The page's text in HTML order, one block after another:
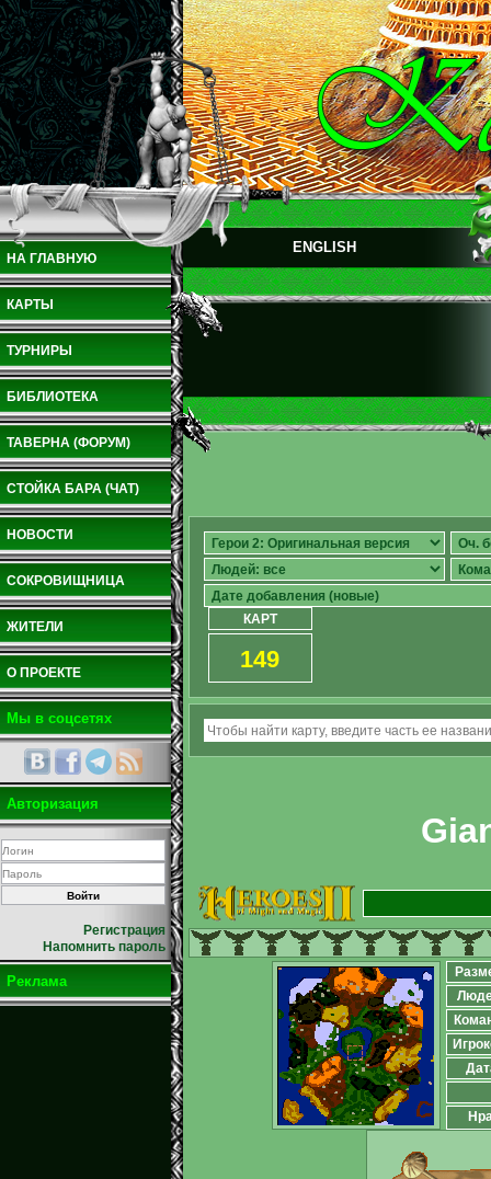
НА ГЛАВНУЮ
КАРТЫ
ТУРНИРЫ
БИБЛИОТЕКА
ТАВЕРНА (ФОРУМ)
СТОЙКА БАРА (ЧАТ)
НОВОСТИ
СОКРОВИЩНИЦА
ЖИТЕЛИ
О ПРОЕКТЕ
Мы в соцсетях
Авторизация
Регистрация
Напомнить пароль
Реклама
ENGLISH
КАРТ
149